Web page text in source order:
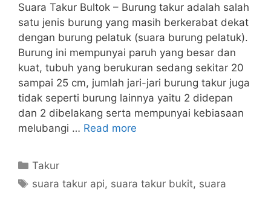
Suara Takur Bultok – Burung takur adalah salah
satu jenis burung yang masih berkerabat dekat
dengan burung pelatuk (suara burung pelatuk).
Burung ini mempunyai paruh yang besar dan
kuat, tubuh yang berukuran sedang sekitar 20
sampai 25 cm, jumlah jari-jari burung takur juga
tidak seperti burung lainnya yaitu 2 didepan
dan 2 dibelakang serta mempunyai kebiasaan
melubangi … Read more
Categories
Takur
Tags
suara takur api, suara takur bukit, suara